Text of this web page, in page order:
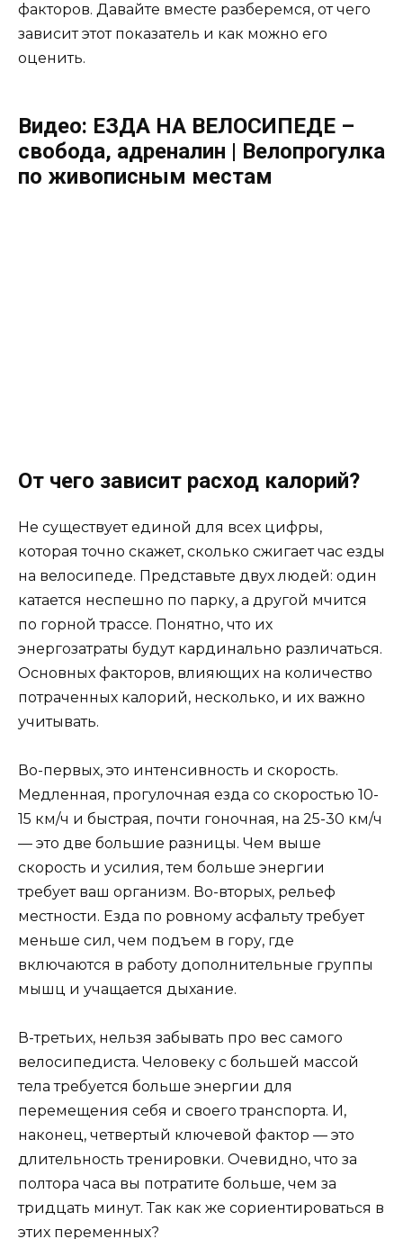
факторов. Давайте вместе разберемся, от чего
зависит этот показатель и как можно его
оценить.
Видео: ЕЗДА НА ВЕЛОСИПЕДЕ –
свобода, адреналин | Велопрогулка
по живописным местам
От чего зависит расход калорий?
Не существует единой для всех цифры,
которая точно скажет, сколько сжигает час езды
на велосипеде. Представьте двух людей: один
катается неспешно по парку, а другой мчится
по горной трассе. Понятно, что их
энергозатраты будут кардинально различаться.
Основных факторов, влияющих на количество
потраченных калорий, несколько, и их важно
учитывать.
Во-первых, это интенсивность и скорость.
Медленная, прогулочная езда со скоростью 10-
15 км/ч и быстрая, почти гоночная, на 25-30 км/ч
— это две большие разницы. Чем выше
скорость и усилия, тем больше энергии
требует ваш организм. Во-вторых, рельеф
местности. Езда по ровному асфальту требует
меньше сил, чем подъем в гору, где
включаются в работу дополнительные группы
мышц и учащается дыхание.
В-третьих, нельзя забывать про вес самого
велосипедиста. Человеку с большей массой
тела требуется больше энергии для
перемещения себя и своего транспорта. И,
наконец, четвертый ключевой фактор — это
длительность тренировки. Очевидно, что за
полтора часа вы потратите больше, чем за
тридцать минут. Так как же сориентироваться в
этих переменных?